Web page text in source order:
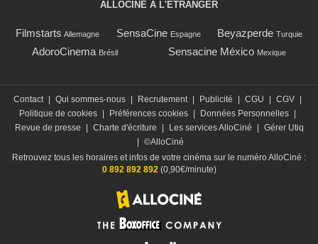
ALLOCINÉ À L'ÉTRANGER
Filmstarts Allemagne SensaCine Espagne Beyazperde Turquie
AdoroCinema Brésil Sensacine México Mexique
Contact Qui sommes-nous Recrutement Publicité CGU CGV
Politique de cookies
Préférences cookies Données Personnelles
Revue de presse
Charte d'écriture Les services AlloCiné
Gérer Utiq
©AlloCiné
Retrouvez tous les horaires et infos de votre cinéma sur le numéro AlloCiné :
0 892 892 892(0,90€/minute)